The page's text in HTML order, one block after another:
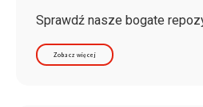
Sprawdź nasze bogate
Zobacz więcej